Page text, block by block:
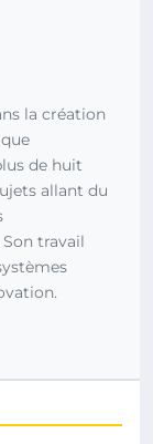
la création
de huit
allant du
travail